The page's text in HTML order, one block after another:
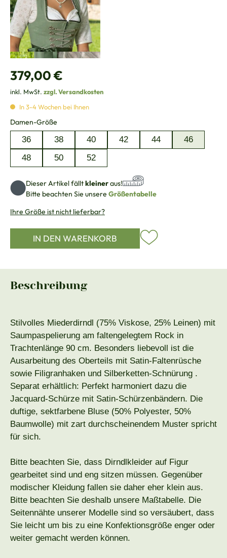
Regulärer Preis:
379,00 €
inkl. MwSt. zzgl. Versandkosten
In 3-4 Wochen bei Ihnen
Damen-Größe
36 38 40 42 44
46
48
50 52
Dieser Artikel fälltkleineraus!
Bitte beachten Sie unsere Größentabelle
Ihre Größe ist nicht lieferbar?
IN DEN WARENKORB
Beschreibung
Stilvolles Miederdirndl (75% Viskose, 25% Leinen) mit
Saumpaspelierung am faltengelegtem Rock in
Trachtenlänge 90 cm. Besonders liebevoll ist die
Ausarbeitung des Oberteils mit Satin-Faltenrüsche
sowie Filigranhaken und Silberketten-Schnürung .
Separat erhältlich: Perfekt harmoniert dazu die
Jacquard-Schürze mit Satin-Schürzenbändern. Die
duftige, sektfarbene Bluse (50% Polyester, 50%
Baumwolle) mit zart durchscheinendem Muster spricht
für sich.
Bitte beachten Sie, dass Dirndlkleider auf Figur
gearbeitet sind und eng sitzen müssen. Gegenüber
modischer Kleidung fallen sie daher eher klein aus.
Bitte beachten Sie deshalb unsere Maßtabelle. Die
Seitennähte unserer Modelle sind so versäubert, dass
Sie leicht um bis zu eine Konfektionsgröße enger oder
weiter gemacht werden können.